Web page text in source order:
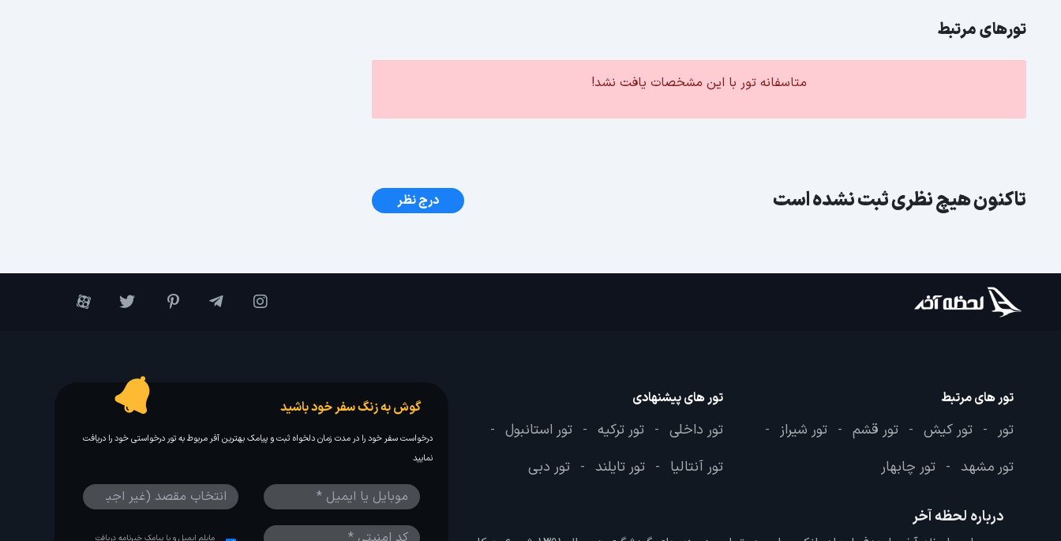
تورهای مرتبط
متاسفانه تور با این مشخصات یافت نشد!
تاکنون هیچ نظری ثبت نشده است درج نظر
تور های مرتبط
تور - تور کیش - تور قشم - تور شیراز -
تور مشهد - تور چابهار
تور های پیشنهادی
تور داخلی - تور ترکیه - تور استانبول -
تور آنتالیا - تور تایلند - تور دبی
درباره لحظه آخر
گوش به زنگ سفر خود باشید
درخواست سفر خود را در مدت زمان دلخواه ثبت و پیامک بهترین آفر مربوط به تور درخواستی خود را دریافت
نمایید
مایلم ایمیل و یا پیامک خبرنامه دریافت